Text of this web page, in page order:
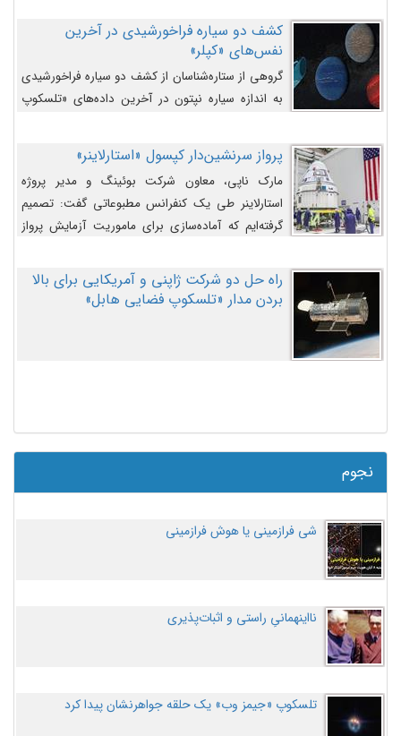
کشف دو سیاره فراخورشیدی در آخرین
نفس‌های «کپلر»
گروهی از ستاره‌شناسان از کشف دو سیاره فراخورشیدی
به اندازه سیاره نپتون در آخرین داده‌های «تلسکوپ
پرواز سرنشین‌دار کپسول «استارلاینر»
مارک ناپی، معاون شرکت بوئینگ و مدیر پروژه
استارلاینر طی یک کنفرانس مطبوعاتی گفت: تصمیم
گرفته‌ایم که آماده‌سازی برای ماموریت آزمایش پرواز
اصلاح کنیم.
راه حل دو شرکت ژاپنی و آمریکایی برای بالا
بردن مدار «تلسکوپ فضایی هابل»
نجوم
شی فرازمینی یا هوش فرازمینی
نااینهمانیِ راستی و اثبات‌پذیری
تلسکوپ «جیمز وب» یک حلقه جواهرنشان پیدا کرد